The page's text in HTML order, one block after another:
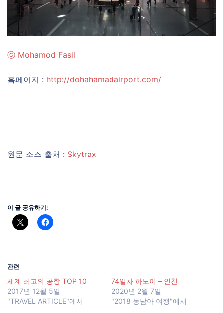
ⓒ Mohamod Fasil
홈페이지 : http://dohahamadairport.com/
원문 소스 출처 : Skytrax
이 글 공유하기:
관련
세계 최고의 공항 TOP 10
2017년 12월 5일
"TRAVEL ARTICLE"에서
74일차 하노이 – 인천
2020년 2월 7일
"2018 동남아 여행"에서